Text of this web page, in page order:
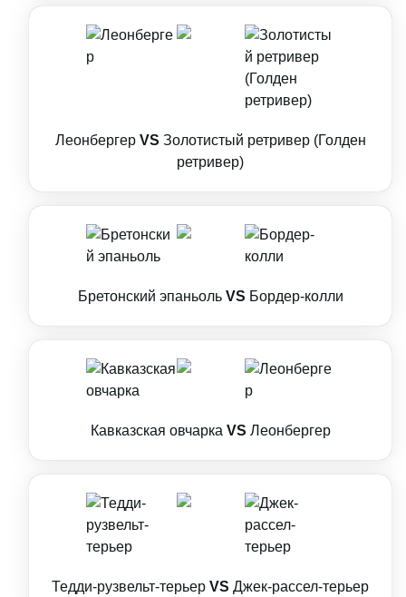
Леонбергер VS Золотистый ретривер (Голден
ретривер)
Бретонский эпаньоль VS Бордер-колли
Кавказская овчарка VS Леонбергер
Тедди-рузвельт-терьер VS Джек-рассел-терьер